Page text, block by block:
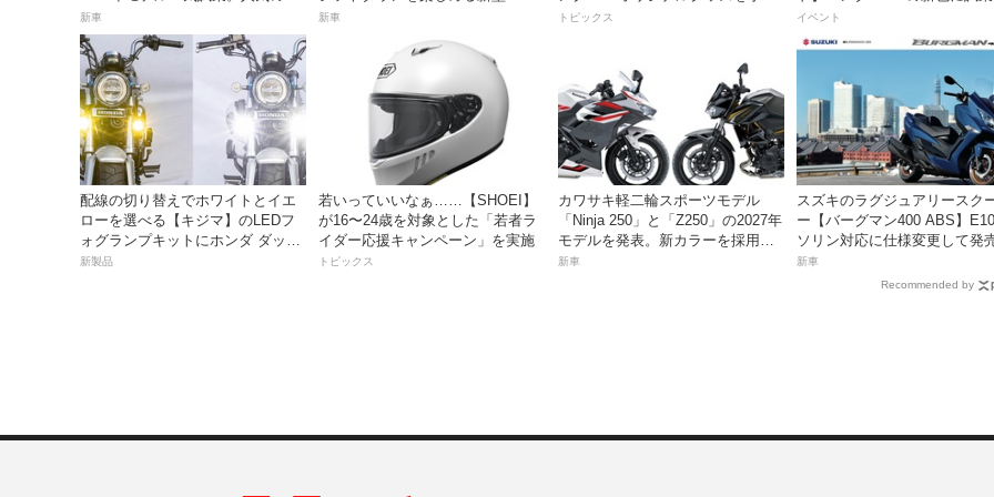
産ネオレトロモデルが扱いやすく
上質に進化！
新車
スポーツスクーター8月31日発売。
新車
入れよう！
トピックス
るチャンス！
イベント
配線の切り替えでホワイトとイエ
ローを選べる【キジマ】のLEDフ
ォグランプキットにホンダ ダック
ス／グロム用が登場
新製品
若いっていいなぁ……【SHOEI】
が16〜24歳を対象とした「若者ラ
イダー応援キャンペーン」を実施
トピックス
カワサキ軽二輪スポーツモデル
「Ninja 250」と「Z250」の2027年
モデルを発表。新カラーを採用し9
月5日より発売！
新車
スズキのラグジュアリースク
ー【バーグマン400 ABS】
ソリン対応に仕様変更して発
価格は据え置きの98万100円！
新車
Recommended by